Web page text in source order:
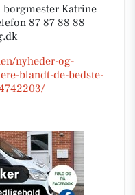
borgmester Katrine
87 87 88 88
nyheder-og-
blandt-de-bedste-